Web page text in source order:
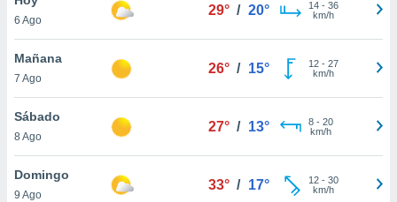
en
más
nuestra
de
6 Ago
29° / 20° 14- 36
km/h
Mañana
7 Ago
26° / 15° 12- 27
km/h
Sábado
8 Ago
27° / 13° 8- 20
km/h
Domingo
9 Ago
33° / 17° 12- 30
km/h